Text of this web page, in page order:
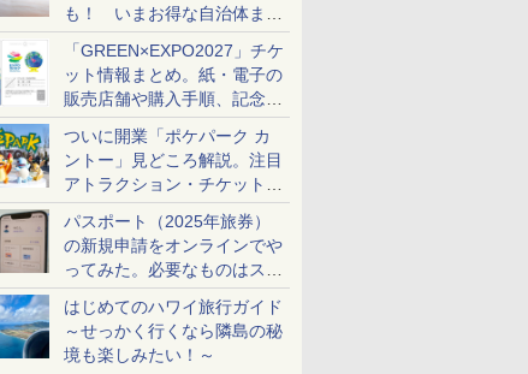
も！ いまお得な自治体まと
め
「GREEN×EXPO2027」チケ
ット情報まとめ。紙・電子の
販売店舗や購入手順、記念チ
ケットも解説
ついに開業「ポケパーク カ
ントー」見どころ解説。注目
アトラクション・チケット手
配・来場前に必要な準備は？
パスポート（2025年旅券）
の新規申請をオンラインでや
ってみた。必要なものはスマ
ホとマイナカードのみ
はじめてのハワイ旅行ガイド
～せっかく行くなら隣島の秘
境も楽しみたい！～